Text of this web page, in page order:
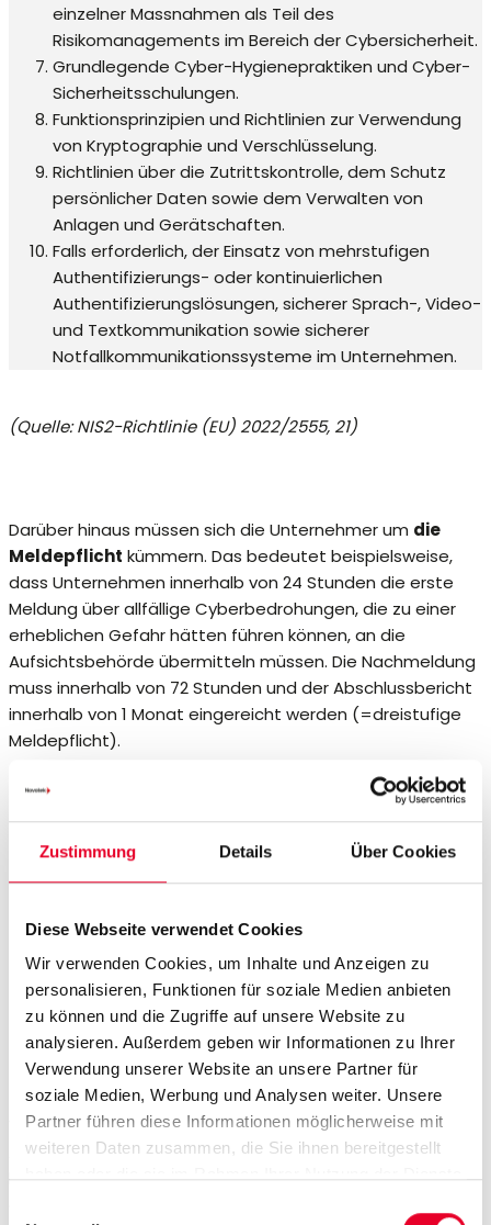
Zustimmung Details Über Cookies
Diese Webseite verwendet Cookies
Wir verwenden Cookies, um Inhalte und Anzeigen zu
personalisieren, Funktionen für soziale Medien anbieten
zu können und die Zugriffe auf unsere Website zu
analysieren. Außerdem geben wir Informationen zu Ihrer
Verwendung unserer Website an unsere Partner für
soziale Medien, Werbung und Analysen weiter. Unsere
Partner führen diese Informationen möglicherweise mit
weiteren Daten zusammen, die Sie ihnen bereitgestellt
einzelner Massnahmen als Teil des
Risikomanagements im Bereich der Cybersicherheit.
Grundlegende Cyber-Hygienepraktiken und Cyber-
Sicherheitsschulungen.
Funktionsprinzipien und Richtlinien zur Verwendung
von Kryptographie und Verschlüsselung.
Richtlinien über die Zutrittskontrolle, dem Schutz
persönlicher Daten sowie dem Verwalten von
Anlagen und Gerätschaften.
Falls erforderlich, der Einsatz von mehrstufigen
Authentifizierungs- oder kontinuierlichen
Authentifizierungslösungen, sicherer Sprach-, Video-
und Textkommunikation sowie sicherer
Notfallkommunikationssysteme im Unternehmen.
(Quelle: NIS2-Richtlinie (EU) 2022/2555, 21)
Darüber hinaus müssen sich die Unternehmer um die
Meldepflicht kümmern. Das bedeutet beispielsweise,
dass Unternehmen innerhalb von 24 Stunden die erste
Meldung über allfällige Cyberbedrohungen, die zu einer
erheblichen Gefahr hätten führen können, an die
Aufsichtsbehörde übermitteln müssen. Die Nachmeldung
muss innerhalb von 72 Stunden und der Abschlussbericht
innerhalb von 1 Monat eingereicht werden (=dreistufige
Meldepflicht).
octoplant trägt dazu
bei, die
Mindestanforderungen
der NIS2-Richtlinie zu
erfüllen:
octoplantist eine modulare Softwareplattform, welche
Versionskontrolle, Backup und Cyber Security von
Automatisierungssoftware und OT-Geräten
kombiniert. Lesen Sie In den folgenden Abschnitten, wie